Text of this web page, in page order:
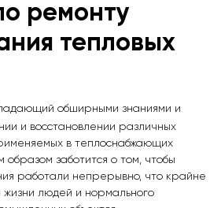
ремонту
тепловых
обширными знаниями и
и восстановлении различных
в теплоснабжающих
заботится о том, чтобы
работали непрерывно, что крайне
жизни людей и нормального